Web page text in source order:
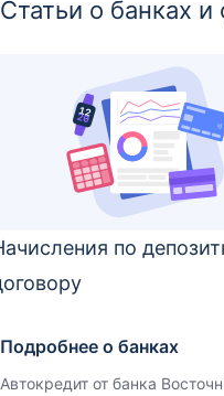
Статьи о банках и
по
Подробнее о банках
Автокредит от банка